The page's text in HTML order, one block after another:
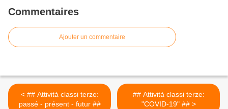
Commentaires
Ajouter un commentaire
< ## Attività classi terze:
passé - présent - futur ##
## Attività classi terze:
"COVID-19" ## >